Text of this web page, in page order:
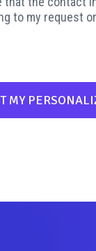
to my request